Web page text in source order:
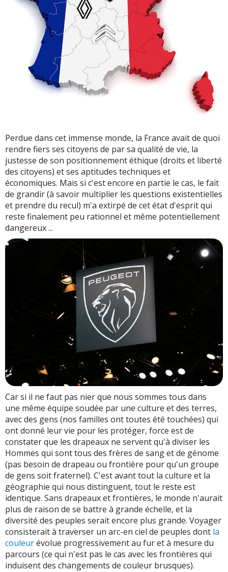
Perdue dans cet immense monde, la France avait de quoi
rendre fiers ses citoyens de par sa qualité de vie, la
justesse de son positionnement éthique (droits et liberté
des citoyens) et ses aptitudes techniques et
économiques. Mais si c'est encore en partie le cas, le fait
de grandir (à savoir multiplier les questions existentielles
et prendre du recul) m'a extirpé de cet état d'esprit qui
reste finalement peu rationnel et même potentiellement
dangereux ...
Car si il ne faut pas nier que nous sommes tous dans
une même équipe soudée par une culture et des terres,
avec des gens (nos familles ont toutes été touchées) qui
ont donné leur vie pour les protéger, force est de
constater que les drapeaux ne servent qu'à diviser les
Hommes qui sont tous des frères de sang et de génome
(pas besoin de drapeau ou frontière pour qu'un groupe
de gens soit fraternel). C'est avant tout la culture et la
géographie qui nous distinguent, tout le reste est
identique. Sans drapeaux et frontières, le monde n'aurait
plus de raison de se battre à grande échelle, et la
diversité des peuples serait encore plus grande. Voyager
consisterait à traverser un arc-en ciel de peuples dont la
couleurévolue progressivement au fur et à mesure du
parcours (ce qui n'est pas le cas avec les frontières qui
induisent des changements de couleur brusques).